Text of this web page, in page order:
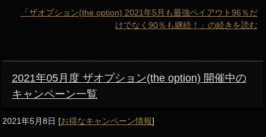
「ザオプション(the option) 2021年5月も最強ペイアウト96％だ
けでなく90％も継続！」の続きを読む
2021年05月度 ザオプション(the option) 開催中の
キャンペーン一覧
2021年5月8日[お得なキャンペーン情報]